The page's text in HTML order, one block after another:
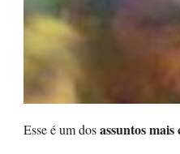
Esse é um dosassuntos